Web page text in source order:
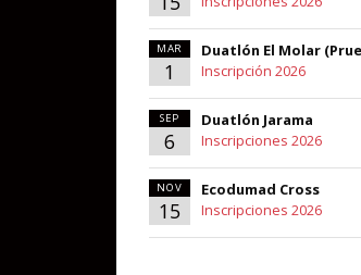
MAR
1
Duatlón El Molar
Inscripción 2026
SEP
6
Duatlón Jarama
Inscripciones 2026
NOV
15
Ecodumad Cross
Inscripciones 2026